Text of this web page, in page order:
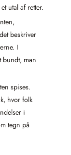
utal af retter.
beskriver
I
bundt, man
spises.
hvor folk
i
tegn på